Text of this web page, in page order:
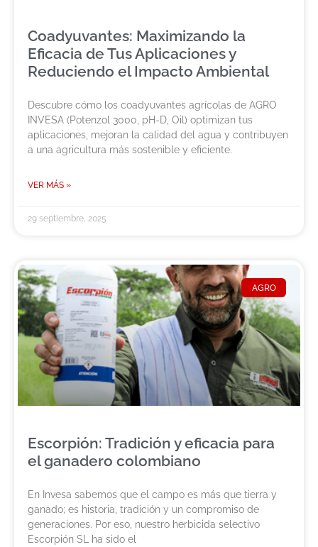
Coadyuvantes: Maximizando la
Eficacia de Tus Aplicaciones y
Reduciendo el Impacto Ambiental
Descubre cómo los coadyuvantes agrícolas de AGRO
INVESA (Potenzol 3000, pH-D, Oil) optimizan tus
aplicaciones, mejoran la calidad del agua y contribuyen
a una agricultura más sostenible y eficiente.
VER MÁS »
29 septiembre, 2025
AGRO
Escorpión: Tradición y eficacia para
el ganadero colombiano
En Invesa sabemos que el campo es más que tierra y
ganado; es historia, tradición y un compromiso de
generaciones. Por eso, nuestro herbicida selectivo
Escorpión SL ha sido el